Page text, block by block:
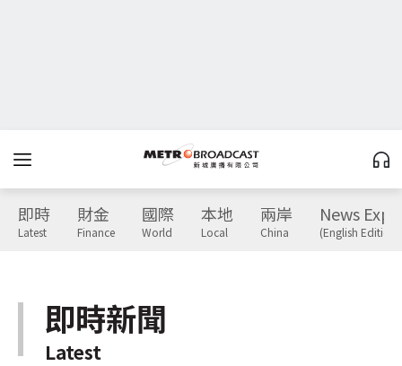
即時
Latest
財金
Finance
國際
World
本地
Local
兩岸
China
News
(English Edition)
即時新聞
Latest